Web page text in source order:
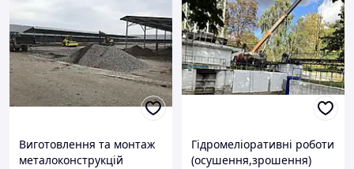
Виготовлення та монтаж
металоконструкцій
Гідромеліоративні роботи
(осушення,зрошення)